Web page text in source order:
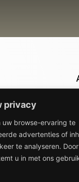
privacy
uw browse-ervaring te
advertenties of
te analyseren.
u in met ons